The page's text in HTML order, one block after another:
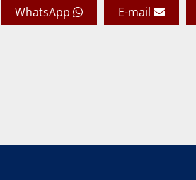
WhatsApp E-mail